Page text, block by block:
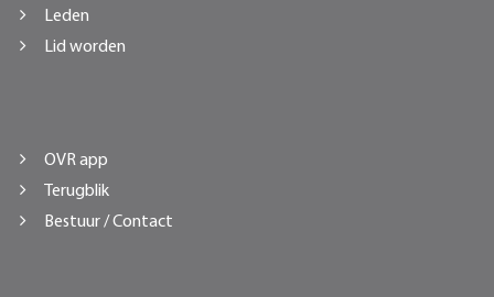
Leden
Lid worden
OVR app
Terugblik
Bestuur / Contact